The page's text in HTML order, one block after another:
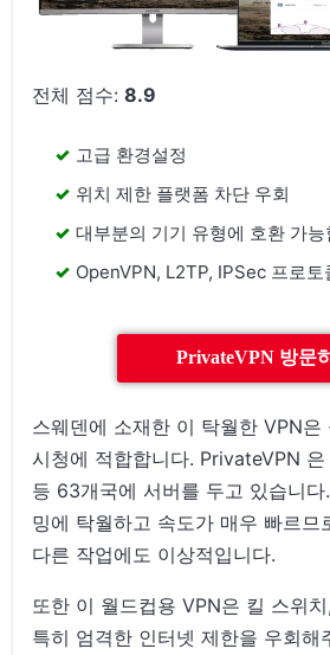
전체 점수:8.9
고급 환경설정
위치 제한 플랫폼 차단 우회
대부분의 기기 유형에 호환 가능
OpenVPN, L2TP, IPSec 프로토
PrivateVPN 방문
스웨덴에 소재한 이 탁월한 VPN은
시청에 적합합니다. PrivateVPN
등 63개국에 서버를 두고 있습니
밍에 탁월하고 속도가 매우 빠르므
다른 작업에도 이상적입니다.
또한 이 월드컵용 VPN은 킬 스위
특히 엄격한 인터넷 제한을 우회해